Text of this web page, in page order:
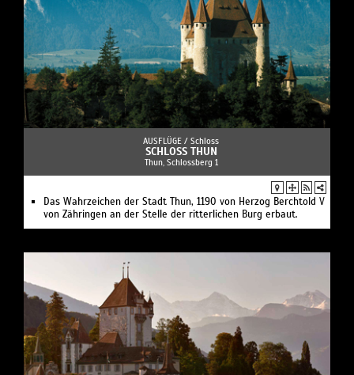
AUSFLÜGE / Schloss
SCHLOSS THUN
Thun, Schlossberg 1
Das Wahrzeichen der Stadt Thun, 1190 von Herzog Berchtold V
von Zähringen an der Stelle der ritterlichen Burg erbaut.